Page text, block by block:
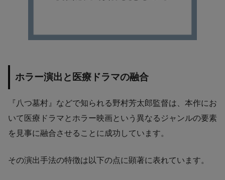
ホラー演出と医療ドラマの融合
『八つ墓村』などで知られる野村芳太郎監督は、本作にお
いて医療ドラマとホラー映画という異なるジャンルの要素
を見事に融合させることに成功しています。
その演出手法の特徴は以下の点に顕著に表れています。